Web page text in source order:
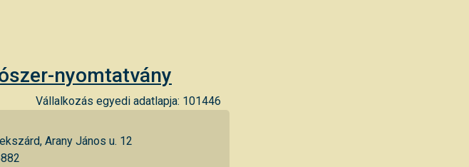
nyomtatvány
Vállalkozás egyedi adatlapja: 101446
Arany János u. 12